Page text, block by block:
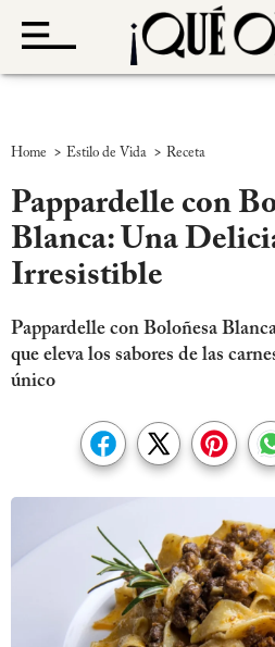
Home > Estilo de Vida > Receta
Pappardelle con
Blanca: Una
Irresistible
Pappardelle con Boloñesa
que eleva los sabores de las
único